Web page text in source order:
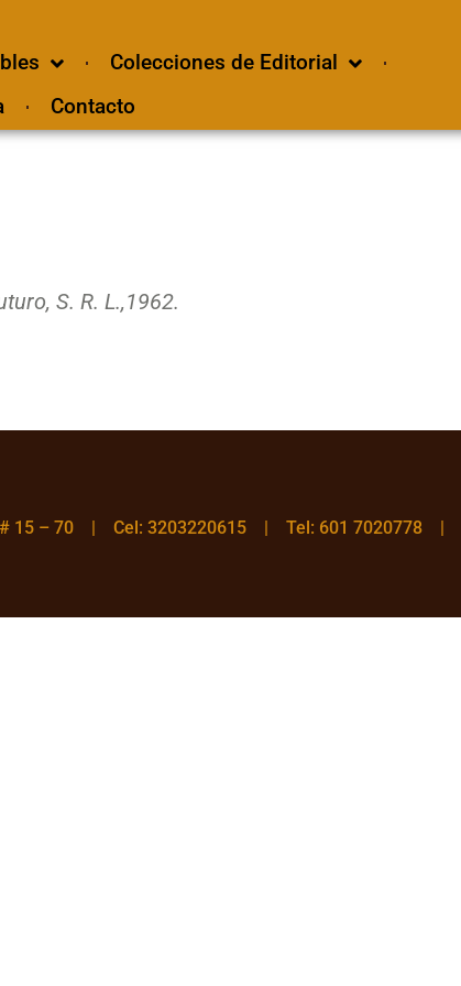
Colecciones de Editorial
Contacto
S. R. L.,1962.
# 15 – 70 | Cel: 3203220615 | Tel: 601 7020778 |